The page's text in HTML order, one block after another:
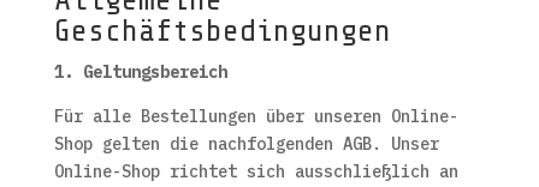
Geschäftsbedingungen
1. Geltungsbereich
Für alle Bestellungen über unseren Online-
Shop gelten die nachfolgenden AGB. Unser
Online-Shop richtet sich ausschließlich an